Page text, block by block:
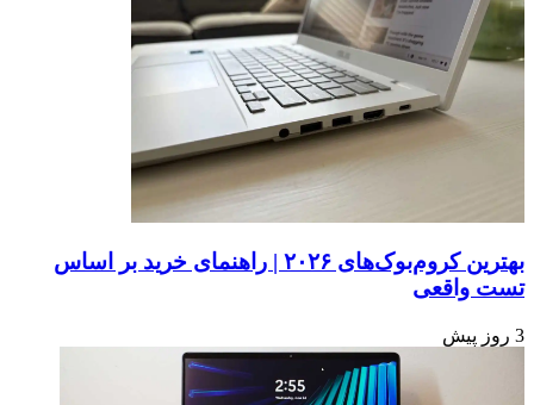
بهترین کروم‌بوک‌های ۲۰۲۶ | راهنمای خرید بر اساس
تست واقعی
3 روز پیش